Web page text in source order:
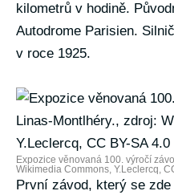
kilometrů v hodině.
Autodrome Parisien.
v roce 1925.
Expozice věnovaná 100. výročí
Wikimedia Commons, Y.Leclercq,
První závod, který se